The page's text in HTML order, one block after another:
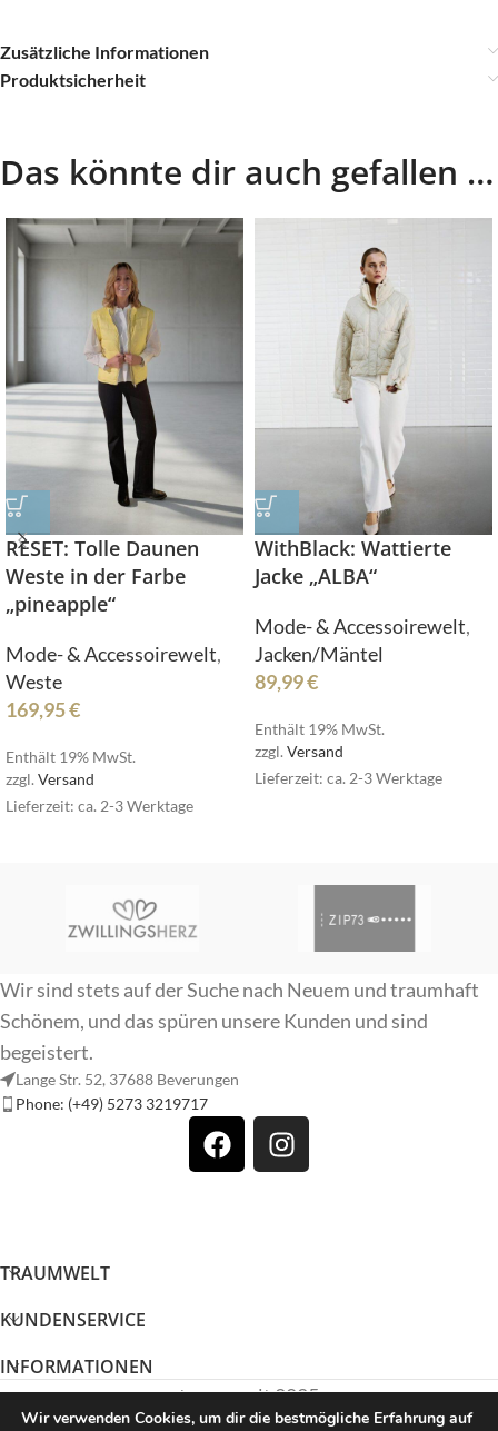
Zusätzliche Informationen
Produktsicherheit
Das könnte dir auch gefallen …
RESET: Tolle Daunen
Weste in der Farbe
„pineapple“
Mode- & Accessoirewelt,
Weste
169,95€
Enthält 19% MwSt.
zzgl. Versand
Lieferzeit: ca. 2-3 Werktage
WithBlack: Wattierte
Jacke „ALBA“
Mode- & Accessoirewelt,
Jacken/Mäntel
89,99€
Enthält 19% MwSt.
zzgl. Versand
Lieferzeit: ca. 2-3 Werktage
Wir sind stets auf der Suche nach Neuem und traumhaft
Schönem, und das spüren unsere Kunden und sind
begeistert.
Lange Str. 52, 37688 Beverungen
Phone: (+49) 5273 3219717
TRAUMWELT
KUNDENSERVICE
INFORMATIONEN
traumwelt 2025
Wir verwenden Cookies, um dir die bestmögliche Erfahrung auf